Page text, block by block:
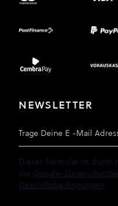
NEWSLETTER
Dieses Formular ist durch
die Google-
Geschäftsbedingungen.